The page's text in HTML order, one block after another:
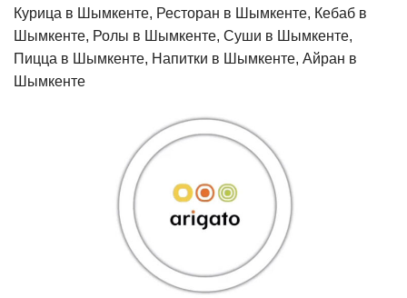
Курица в Шымкенте, Ресторан в Шымкенте, Кебаб в
Шымкенте, Ролы в Шымкенте, Суши в Шымкенте,
Пицца в Шымкенте, Напитки в Шымкенте, Айран в
Шымкенте